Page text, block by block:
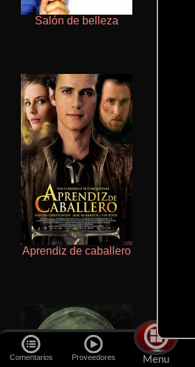
Comentarios Proveedores Menu
Salón de belleza
Aprendiz de caballero